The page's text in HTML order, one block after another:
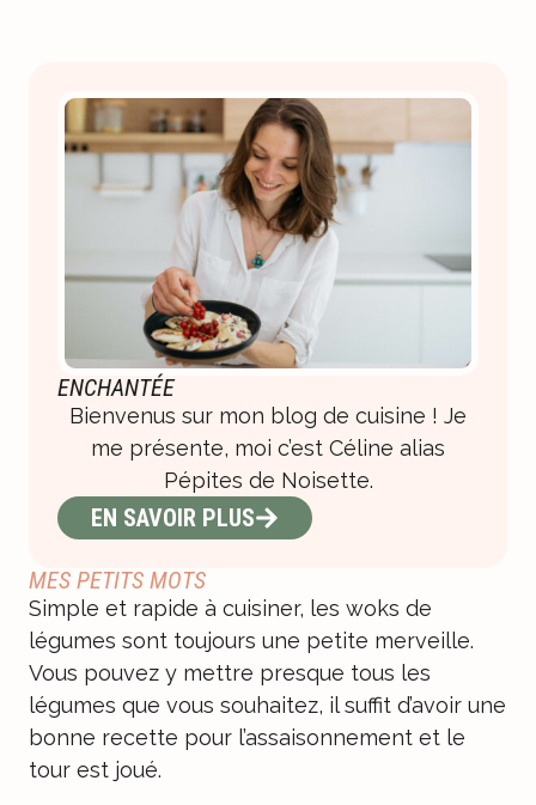
MES PETITS MOTS
Simple et rapide à cuisiner, les woks de
légumes sont toujours une petite merveille.
Vous pouvez y mettre presque tous les
légumes que vous souhaitez, il suffit d’avoir une
bonne recette pour l’assaisonnement et le
tour est joué.
ENCHANTÉE
Bienvenus sur mon blog de cuisine ! Je
me présente, moi c’est Céline alias
Pépites de Noisette.
EN SAVOIR PLUS